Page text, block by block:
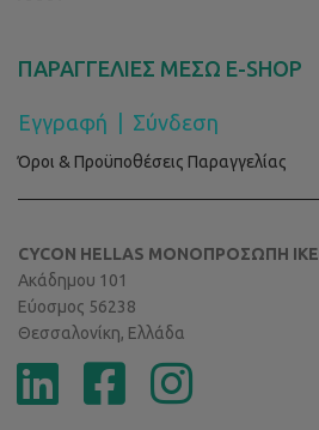
ΠΑΡΑΓΓΕΛΙΕΣ ΜΕΣΩ E-SHOP
Εγγραφή Σύνδεση
Όροι & Προϋποθέσεις Παραγγελίας
CYCON HELLAS ΜΟΝΟΠΡΟΣΩΠΗ ΙΚΕ
Ακάδημου 101
Εύοσμος 56238
Θεσσαλονίκη, Ελλάδα